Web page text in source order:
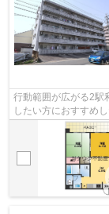
行動範囲が広がる2駅
したい方におすすめ
です。「グランドス